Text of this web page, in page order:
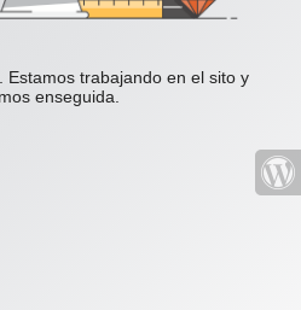
Estamos trabajando en el sito y
enseguida.